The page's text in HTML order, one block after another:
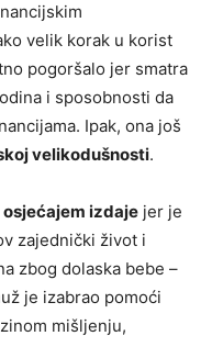
velik korak u korist
pogoršalo jer smatra
i sposobnosti da
Ipak, ona još
velikodušnosti.
osjećajem izdaje jer je
zajednički život i
zbog dolaska bebe –
je izabrao pomoći
mišljenju,